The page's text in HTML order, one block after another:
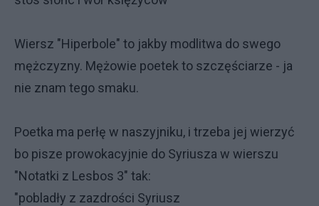
Wiersz "Hiperbole" to jakby modlitwa do swego
mężczyzny. Mężowie poetek to szczęściarze - ja
nie znam tego smaku.
Poetka ma perłę w naszyjniku, i trzeba jej wierzyć
bo pisze prowokacyjnie do Syriusza w wierszu
"Notatki z Lesbos 3" tak:
"pobladły z zazdrości Syriusz